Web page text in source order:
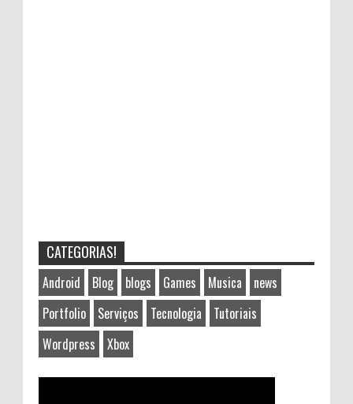
CATEGORIAS!
Android Blog blogs Games Musica
news
Portfolio
Serviços Tecnologia
Tutoriais
Wordpress
Xbox